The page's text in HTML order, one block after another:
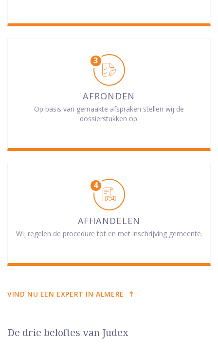
AFRONDEN
Op basis van gemaakte afspraken stellen wij de
dossierstukken op.
AFHANDELEN
Wij regelen de procedure tot en met inschrijving gemeente.
VIND NU EEN EXPERT IN ALMERE
De drie beloftes van Judex